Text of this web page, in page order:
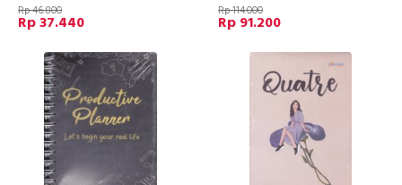
Rp 46.800
Rp 37.440
Rp 114.000
Rp 91.200